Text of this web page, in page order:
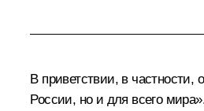
В приветствии, в частности,
России, но и для всего